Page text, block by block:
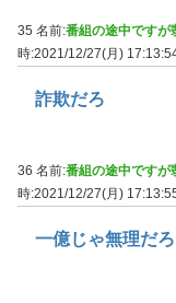
35 名前:番組の途中ですが
時:2021/12/27(月)
詐欺だろ
36 名前:番組の途中ですが
時:2021/12/27(月)
一億じゃ無理だろ